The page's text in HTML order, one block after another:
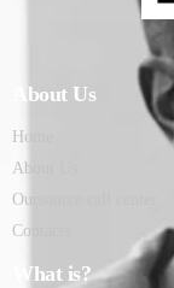
About Us
Home
About Us
Oursource call center
Contacts
What is?